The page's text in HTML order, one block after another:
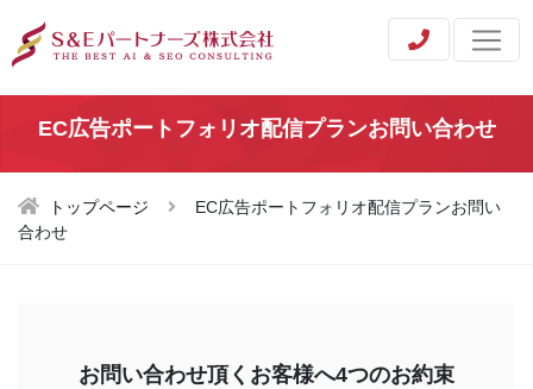
EC広告ポートフォリオ配信プランお問い合わせ
トップページ
EC広告ポートフォリオ配信プランお問い
合わせ
お問い合わせ頂くお客様へ4つのお約束